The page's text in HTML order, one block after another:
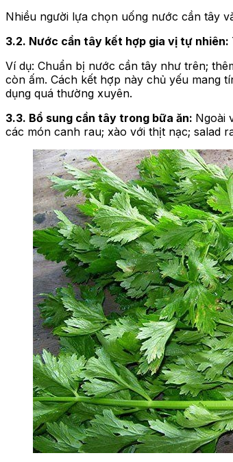
Nhiều người lựa chọn uống nước cần tây
3.2. Nước cần tây kết hợp gia vị tự nhiên:
Ví dụ: Chuẩn bị nước cần tây như trên;
còn ấm. Cách kết hợp này chủ yếu mang
dụng quá thường xuyên.
3.3. Bổ sung cần tây trong bữa ăn: Ngoài
các món canh rau; xào với thịt nạc; salad